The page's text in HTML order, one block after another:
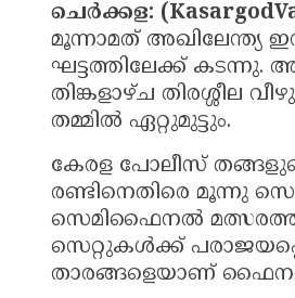
ചെർക്കള:
മൂന്നാമത് അഖിലേന്ത്യ
ഘട്ടത്തിലേക്ക്
തിങ്കളാഴ്ച തിരശ്ശീല
തമ്മിൽ ഏറ്റുമുട്ടും.
കേരള പോലീസ്
രണ്ടിനെതിരെ മൂന്നു
സെമിഫൈനൽ
സെറ്റുകൾക്ക്
താരങ്ങളെയാണ്